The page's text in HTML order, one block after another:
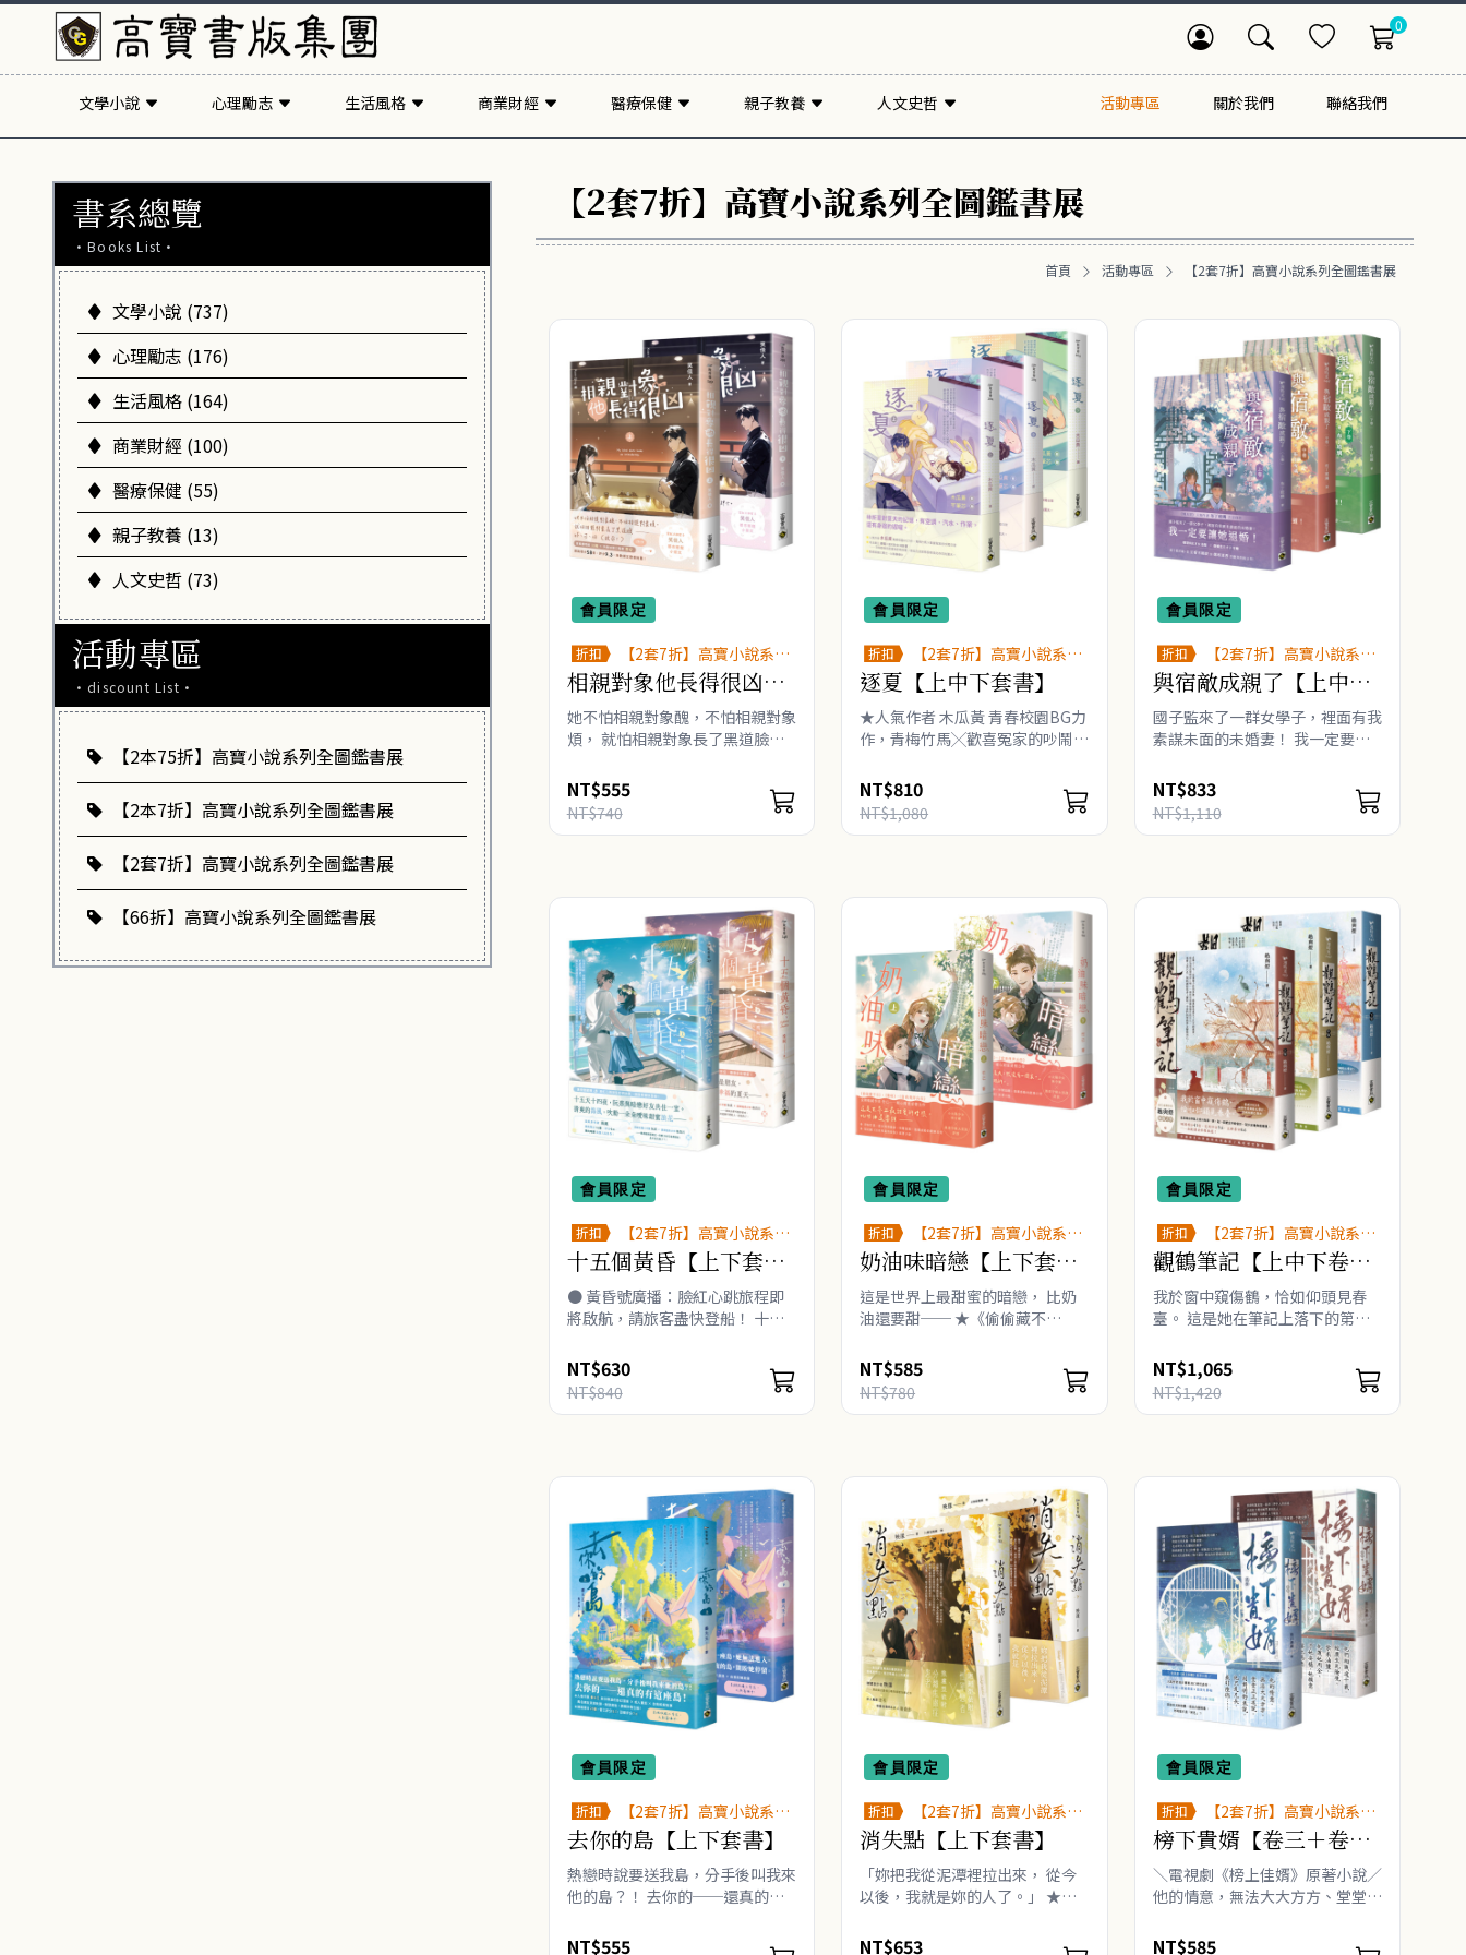
0
文學小說 心理勵志 生活風格 商業財經 醫療保健 親子教養 人文史哲 活動專區 關於我們 聯絡我們
書系總覽
·Books List·
文學小說 (737)
心理勵志 (176)
生活風格 (164)
商業財經 (100)
醫療保健 (55)
親子教養 (13)
人文史哲 (73)
活動專區
·discount List·
【2本75折】高寶小說系列全圖鑑書展
【2本7折】高寶小說系列全圖鑑書展
【2套7折】高寶小說系列全圖鑑書展
【66折】高寶小說系列全圖鑑書展
【2套7折】高寶小說系列全圖鑑書展
首頁 活動專區 【2套7折】高寶小說系列全圖鑑書展
會員限定
折扣
【2套7折】高寶小說系列
全圖鑑書展
相親對象他長得很凶
【上下套書】
她不怕相親對象醜，不怕相親對象
煩， 就怕相親對象長了黑道臉
紅大神寫手 笑佳人 都市輕鬆小甜
文 ──網路積分58億，評分
9.3，無數網友歡樂推薦！ ★甜美
NT$555
NT$740
會員限定
折扣
【2套7折】高寶小說系列
全圖鑑書展
逐夏【上中下套書】
★人氣作者 木瓜黃 青春校園BG力
作，青梅竹馬╳歡喜冤家的吵鬧日
折夏 ──在每個他追逐過她的時
刻裡，她也在追逐那個有彼此存在
的夏天。 ★影視版權已售出，火
NT$810
NT$1,080
會員限定
折扣
【2套7折】高寶小說系列
全圖鑑書展
與宿敵成親了【上中下
卷套書】
國子監來了一群女學子，裡面有我
素謀未面的未婚妻！ 我一定要讓
者 布丁琉璃 古言佳作 ★聰慧俏
皮才女 姜顏 vs 傲嬌忠犬才子 苻離
★..
NT$833
NT$1,110
會員限定
折扣
【2套7折】高寶小說系列
全圖鑑書展
十五個黃昏【上下套
書】
● 黃昏號廣播：臉紅心跳旅程即
將啟航，請旅客盡快登船！ 十五
室。 清爽的海風，吹動一朵朵曖
昧甜蜜浪花── ★溫柔系作者 殊
娓──網路積分16億，評分9.6，
NT$630
NT$840
會員限定
折扣
【2套7折】高寶小說系列
全圖鑑書展
奶油味暗戀【上下套
書】
這是世界上最甜蜜的暗戀， 比奶
油還要甜── ★《偷偷藏不
你》金牌暢銷作者 竹已 ──暖心
甜蜜愛情力作 ★小太陽少女 林兮
遲×溫柔守候大男孩 許放， 青..
NT$585
NT$780
會員限定
折扣
【2套7折】高寶小說系列
全圖鑑書展
觀鶴筆記【上中下卷套
書】
我於窗中窺傷鶴，恰如仰頭見春
臺。 這是她在筆記上落下的第一
她知的鄧瑛。 ★晉江金牌作者
她與燈 極致之作！ ★穿越歷史的
學術研究者遇到..
NT$1,065
NT$1,420
會員限定
折扣
【2套7折】高寶小說系列
全圖鑑書展
去你的島【上下套書】
熱戀時說要送我島，分手後叫我來
他的島？！ 去你的──還真的有
中帶淚的奇幻冒險 × 成人童話 ×
NT$555
會員限定
折扣
【2套7折】高寶小說系列
全圖鑑書展
消失點【上下套書】
「妳把我從泥潭裡拉出來， 從今
以後，我就是妳的人了。」 ★細
心理的都會治癒之作 ★迴避型依
NT$653
會員限定
折扣
【2套7折】高寶小說系列
全圖鑑書展
榜下貴婿【卷三＋卷四
／完套書】：電視劇
《榜上佳婿》原著小說
＼電視劇《榜上佳婿》原著小說／
他的情意，無法大大方方、堂堂正
兄長，並非陸徜…… ★人氣作者
NT$585